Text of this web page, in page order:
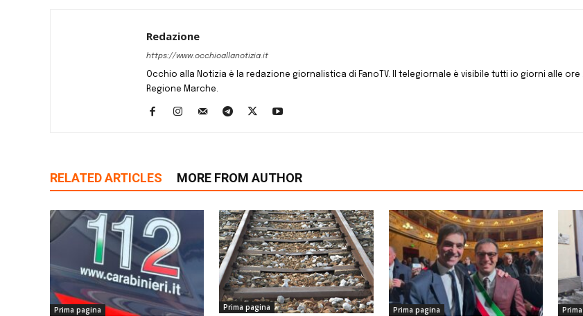
Redazione
https://www.occhioallanotizia.it
Occhio alla Notizia è la redazione giornalistica di FanoTV. Il telegiornale è visibile tutti io giorni alle
Regione Marche.
RELATED ARTICLES MORE FROM AUTHOR
Prima pagina Prima pagina Prima pagina